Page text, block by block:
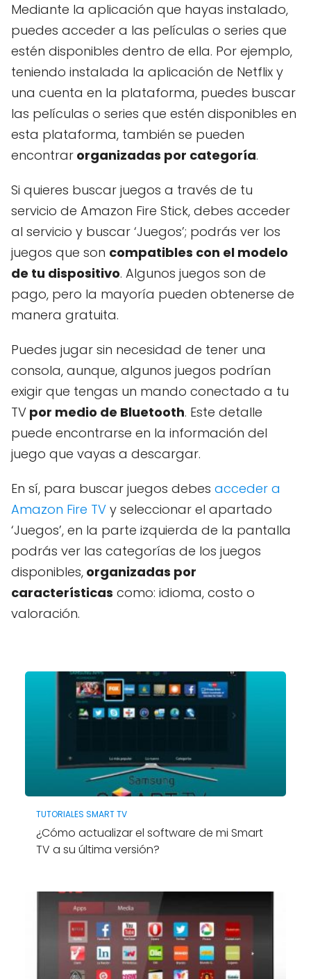
Mediante la aplicación que hayas instalado,
puedes acceder a las películas o series que
estén disponibles dentro de ella. Por ejemplo,
teniendo instalada la aplicación de Netflix y
una cuenta en la plataforma, puedes buscar
las películas o series que estén disponibles en
esta plataforma, también se pueden
encontrar organizadas por categoría.
Si quieres buscar juegos a través de tu
servicio de Amazon Fire Stick, debes acceder
al servicio y buscar ‘Juegos’; podrás ver los
juegos que son compatibles con el modelo
de tu dispositivo. Algunos juegos son de
pago, pero la mayoría pueden obtenerse de
manera gratuita.
Puedes jugar sin necesidad de tener una
consola, aunque, algunos juegos podrían
exigir que tengas un mando conectado a tu
TV por medio de Bluetooth. Este detalle
puede encontrarse en la información del
juego que vayas a descargar.
En sí, para buscar juegos debes acceder a
Amazon Fire TV y seleccionar el apartado
‘Juegos’, en la parte izquierda de la pantalla
podrás ver las categorías de los juegos
disponibles, organizadas por
características como: idioma, costo o
valoración.
TUTORIALES SMART TV
¿Cómo actualizar el software de mi Smart
TV a su última versión?